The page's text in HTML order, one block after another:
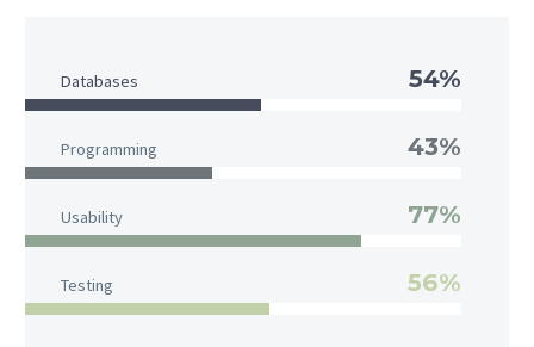
Databases 54%
Programming 43%
Usability 77%
Testing 56%